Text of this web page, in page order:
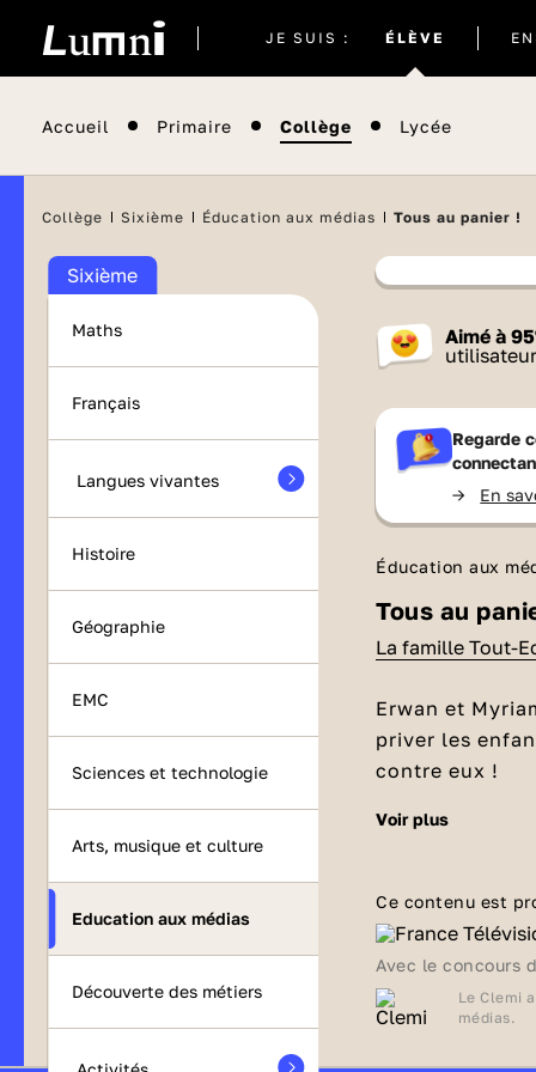
JE SUIS : ÉLÈVE
actuel
Accueil Primaire Collège Lycée
Collège Sixième Éducation aux médias Tous au panier !
Sixième
Maths
Français
Langues vivantes
Histoire
Géographie
EMC
Sciences et technologie
Arts, musique et culture
Education aux médias
Découverte des métiers
France
Il
Aimé à95
Regarde
-> En
Éducation aux
Tous au
La famille Tout-
Erwan et
priver les
contre eux !
Une
Smartphones,
souvent
pour les
des
apprentissage.
Une dernière
voir plus
Ce contenu est
Avec le concours
Le Clemi
médias.